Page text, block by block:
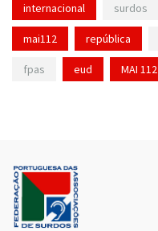
internacional surdos
mai112 república
fpas eud MAI 112